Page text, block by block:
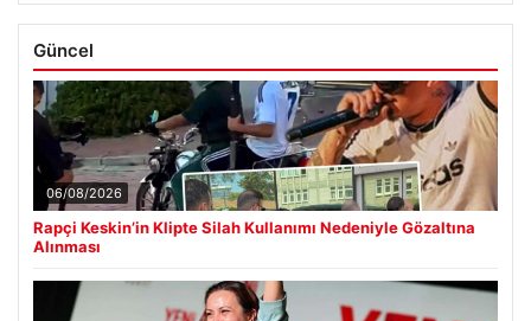
Güncel
06/08/2026
Rapçi Keskin’in Klipte Silah Kullanımı Nedeniyle Gözaltına
Alınması